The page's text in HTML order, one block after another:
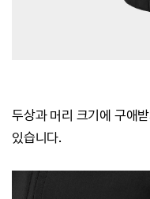
두상과 머리 크기에 구애
있습니다.